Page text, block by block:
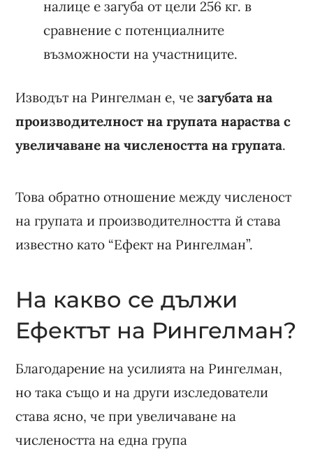
налице е загуба от цели 256 кг. в
сравнение с потенциалните
възможности на участниците.
Изводът на Рингелман е, чезагубата на
производителност на групата нараства с
увеличаване на числеността на групата.
Това обратно отношение между численост
на групата и производителността й става
известно като “Ефект на Рингелман”.
На какво се дължи
Ефектът на Рингелман?
Благодарение на усилията на Рингелман,
но така също и на други изследователи
става ясно, че при увеличаване на
числеността на една група